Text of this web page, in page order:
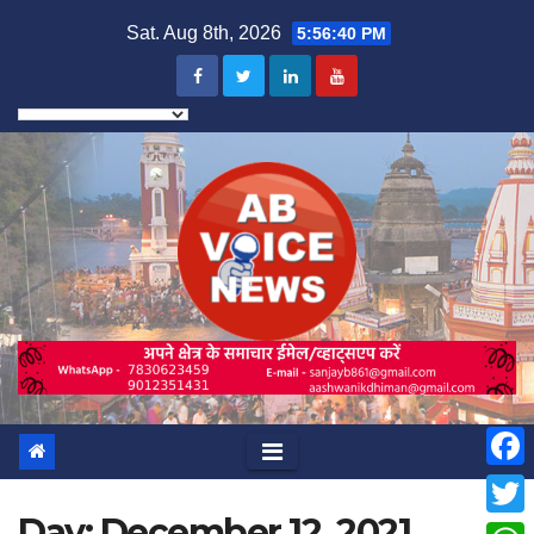
Sat. Aug 8th, 2026 5:56:42 PM
F
a